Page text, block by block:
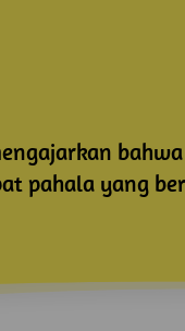
pahala yang